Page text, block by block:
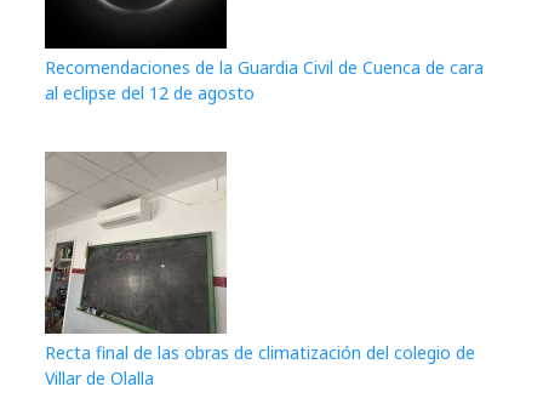
Recomendaciones de la Guardia Civil de Cuenca de cara
al eclipse del 12 de agosto
Recta final de las obras de climatización del colegio de
Villar de Olalla